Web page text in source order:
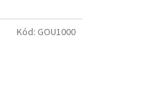
Kód: GOU1000